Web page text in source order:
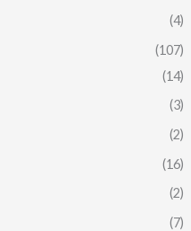
(4)
(107)
(14)
(3)
(2)
(16)
(2)
(7)